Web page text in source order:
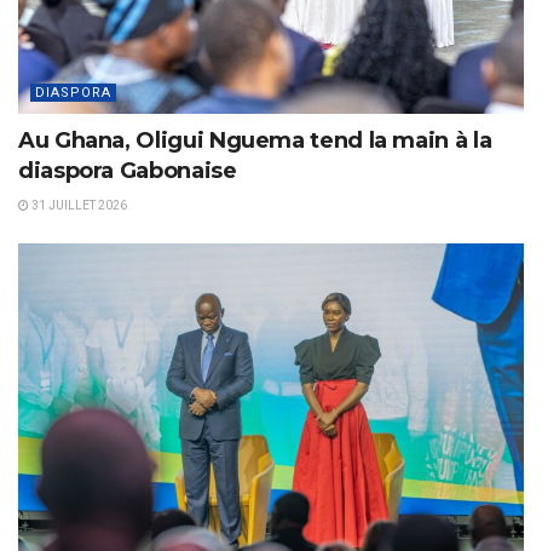
DIASPORA
Au Ghana, Oligui Nguema tend la main à la
diaspora Gabonaise
31 JUILLET 2026